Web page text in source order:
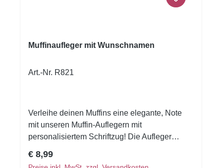
Muffinaufleger mit Wunschnamen
Art.-Nr. R821
Verleihe deinen Muffins eine elegante, Note
mit unseren Muffin-Auflegern mit
personalisiertem Schriftzug! Die Aufleger
einer A4-Seite mit 24 wunderschönen Designs
Regulärer Preis:
€ 8,99